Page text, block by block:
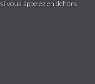
vous appelez en dehors